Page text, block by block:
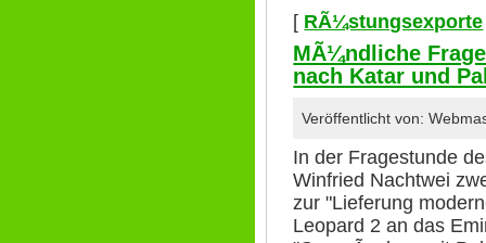
[ RÃ¼stungsexporte
MÃ¼ndliche
nach Katar und
Veröffentlicht von:
In der Fragestunde
Winfried Nachtwei
zur "Lieferung
Leopard 2 an das